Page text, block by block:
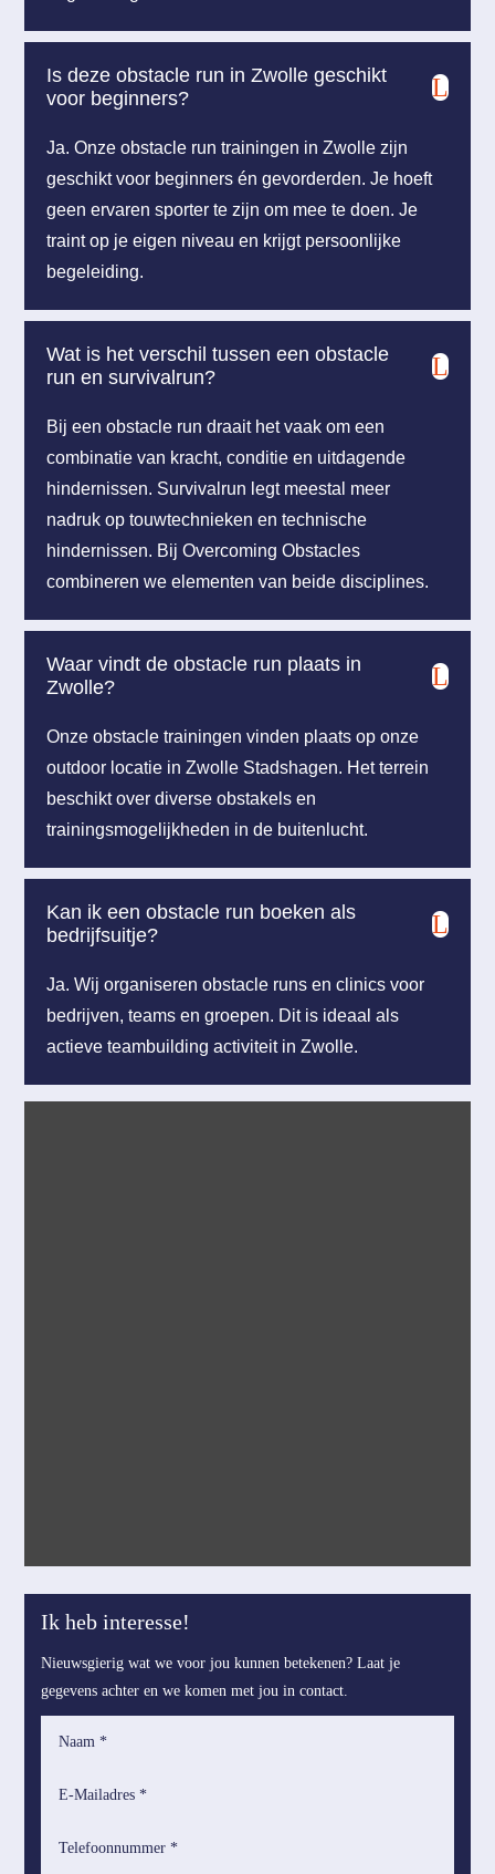
Is deze obstacle run in Zwolle geschikt
voor beginners?
L
Ja. Onze obstacle run trainingen in Zwolle zijn
geschikt voor beginners én gevorderden. Je hoeft
geen ervaren sporter te zijn om mee te doen. Je
traint op je eigen niveau en krijgt persoonlijke
begeleiding.
Wat is het verschil tussen een obstacle
run en survivalrun?
L
Bij een obstacle run draait het vaak om een
combinatie van kracht, conditie en uitdagende
hindernissen. Survivalrun legt meestal meer
nadruk op touwtechnieken en technische
hindernissen. Bij Overcoming Obstacles
combineren we elementen van beide disciplines.
Waar vindt de obstacle run plaats in
Zwolle?
L
Onze obstacle trainingen vinden plaats op onze
outdoor locatie in Zwolle Stadshagen. Het terrein
beschikt over diverse obstakels en
trainingsmogelijkheden in de buitenlucht.
Kan ik een obstacle run boeken als
bedrijfsuitje?
L
Ja. Wij organiseren obstacle runs en clinics voor
bedrijven, teams en groepen. Dit is ideaal als
actieve teambuilding activiteit in Zwolle.
Ik heb interesse!
Nieuwsgierig wat we voor jou kunnen betekenen? Laat je
gegevens achter en we komen met jou in contact.